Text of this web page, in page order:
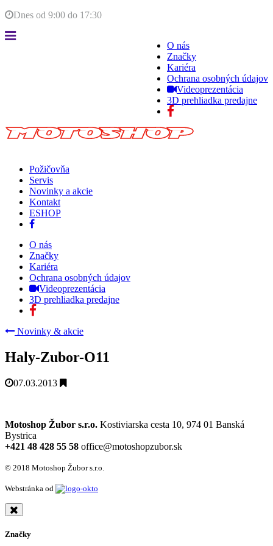
Dnes od 9:00 do 17:30
O nás
Značky
Kariéra
Ochrana osobných údajov
Videoprezentácia
3D prehliadka predajne
Požičovňa
Servis
Novinky a akcie
Kontakt
ESHOP
O nás
Značky
Kariéra
Ochrana osobných údajov
Videoprezentácia
3D prehliadka predajne
Novinky & akcie
Haly-Zubor-O11
07.03.2013
Motoshop Žubor s.r.o. Kostiviarska cesta 10, 974 01 Banská
Bystrica
+421 48 428 55 58 office@motoshopzubor.sk
© 2018 Motoshop Žubor s.r.o.
Webstránka od
Značky